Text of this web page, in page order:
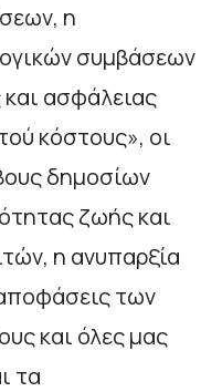
η
συμβάσεων
και ασφάλειας
κόστους», οι
δημοσίων
ζωής και
η ανυπαρξία
των
και όλες μας
τα